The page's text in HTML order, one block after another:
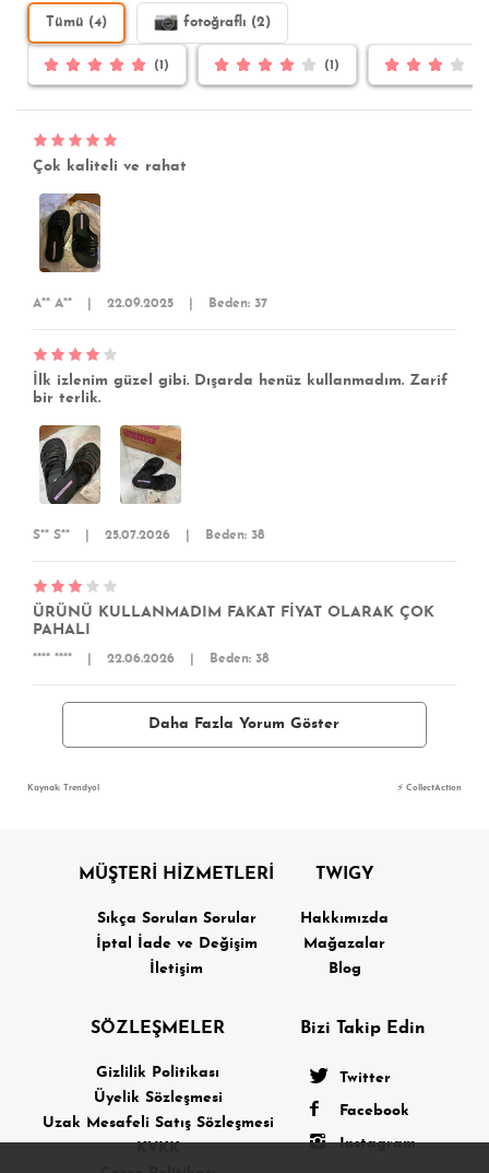
Tümü (4) fotoğraflı (2)
(1) (1)
Çok kaliteli ve rahat
A** A** 22.09.2025 Beden: 37
İlk izlenim güzel gibi. Dışarda henüz kullanmadım. Zarif
bir terlik.
S** S** 25.07.2026 Beden: 38
ÜRÜNÜ KULLANMADIM FAKAT FİYAT OLARAK ÇOK
PAHALI
**** **** 22.06.2026 Beden: 38
Daha Fazla Yorum Göster
Kaynak: Trendyol ⚡ CollectAction
MÜŞTERİ HİZMETLERİ
Sıkça Sorulan Sorular
İptal İade ve Değişim
İletişim
TWIGY
Hakkımızda
Mağazalar
Blog
SÖZLEŞMELER
Gizlilik Politikası
Üyelik Sözleşmesi
Uzak Mesafeli Satış Sözleşmesi
KVKK
Bizi Takip Edin
Twitter
Facebook
Instagram